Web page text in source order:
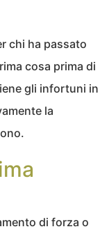
chi ha passato
cosa prima di
gli infortuni in
la
di forza o